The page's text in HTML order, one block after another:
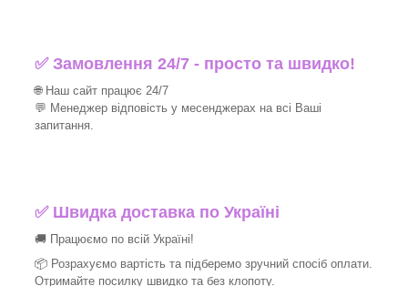
✅ Замовлення 24/7 - просто та швидко!
🌐 Наш сайт працює 24/7
💬 Менеджер відповість у месенджерах на всі Ваші
запитання.
✅ Швидка доставка по Україні
🚚 Працюємо по всій Україні!
📦 Розрахуємо вартість та підберемо зручний спосіб оплати.
Отримайте посилку швидко та без клопоту.